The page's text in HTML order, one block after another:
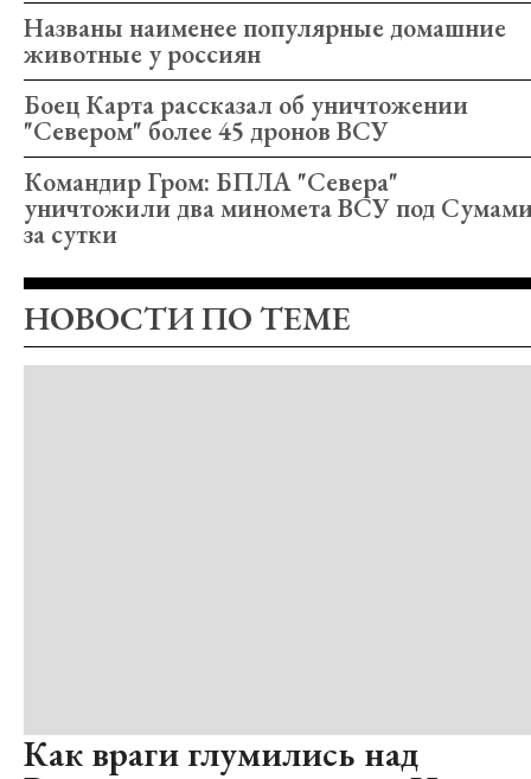
Названы наименее популярные домашние
животные у россиян
Боец Карта рассказал об уничтожении
"Севером" более 45 дронов ВСУ
Командир Гром: БПЛА "Севера"
уничтожили два миномета ВСУ под
за сутки
НОВОСТИ ПО ТЕМЕ
Как враги глумились над